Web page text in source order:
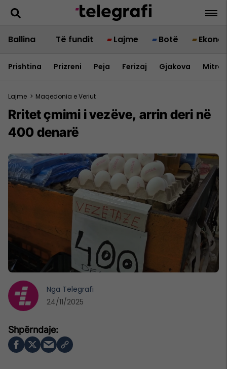
Ballina Të fundit Lajme Botë
Prishtina Prizreni Peja Ferizaj Gjakova
Lajme > Maqedonia e Veriut
Rritet çmimi i vezëve, arrin deri në
400 denarë
Nga Telegrafi
24/11/2025